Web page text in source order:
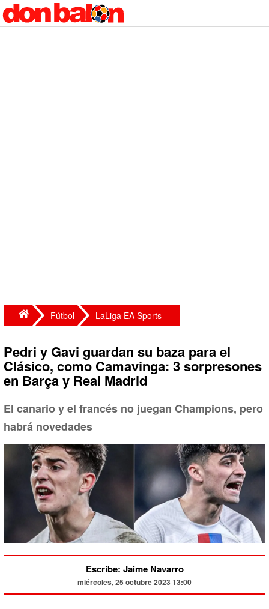
Fútbol LaLiga EA Sports
Pedri y Gavi guardan su baza para el
Clásico, como Camavinga: 3 sorpresones
en Barça y Real Madrid
El canario y el francés no juegan Champions, pero
habrá novedades
Escribe: Jaime Navarro
miércoles, 25 octubre 2023 13:00